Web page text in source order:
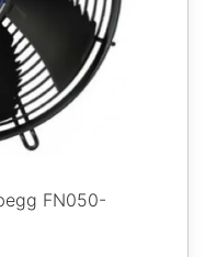
FN050-